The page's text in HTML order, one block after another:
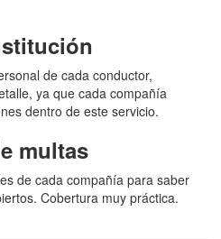
de cada conductor,
ya que cada compañía
dentro de este servicio.
multas
de cada compañía para saber
Cobertura muy práctica.